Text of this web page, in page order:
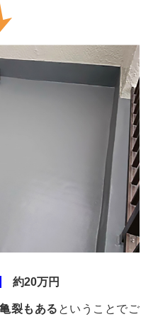
約20万円
裂もある ということでご